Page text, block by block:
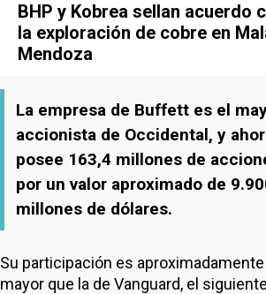
BHP y Kobrea sellan acuerdo
la exploración de cobre en
Mendoza
La empresa de Buffett es el
accionista de Occidental, y
posee 163,4 millones de
por un valor aproximado de
millones de dólares.
Su participación es aproximadamente
mayor que la de Vanguard, el